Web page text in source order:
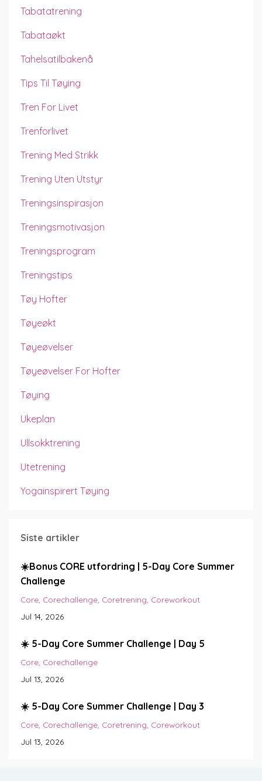
Tabatatrening
Tabataøkt
Tahelsatilbakenå
Tips Til Tøying
Tren For Livet
Trenforlivet
Trening Med Strikk
Trening Uten Utstyr
Treningsinspirasjon
Treningsmotivasjon
Treningsprogram
Treningstips
Tøy Hofter
Tøyeøkt
Tøyeøvelser
Tøyeøvelser For Hofter
Tøying
Ukeplan
Ullsokktrening
Utetrening
Yogainspirert Tøying
Siste artikler
☀️Bonus CORE utfordring | 5-Day Core Summer
Challenge
Core Corechallenge Coretrening Coreworkout
Jul 14, 2026
☀️ 5-Day Core Summer Challenge | Day 5
Core Corechallenge
Jul 13, 2026
☀️ 5-Day Core Summer Challenge | Day 3
Core Corechallenge Coretrening Coreworkout
Jul 13, 2026